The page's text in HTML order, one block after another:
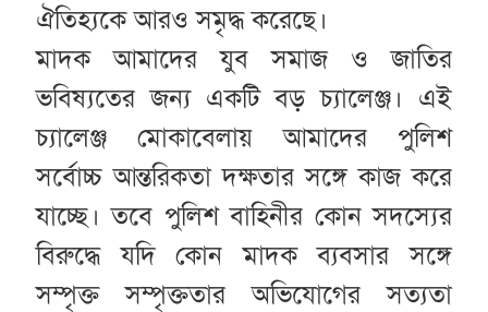
ঐতিহ্যকে আরও সমৃদ্ধ করেছে।
মাদক আমাদের যুব সমাজ ও জাতির
ভবিষ্যতের জন্য একটি বড় চ্যালেঞ্জ। এই
চ্যালেঞ্জ মোকাবেলায় আমাদের পুলিশ
সর্বোচ্চ আন্তরিকতা দক্ষতার সঙ্গে কাজ করে
যাচ্ছে। তবে পুলিশ বাহিনীর কোন সদস্যের
বিরুদ্ধে যদি কোন মাদক ব্যবসার সঙ্গে
সম্পৃক্ত সম্পৃক্ততার অভিযোগের সত্যতা